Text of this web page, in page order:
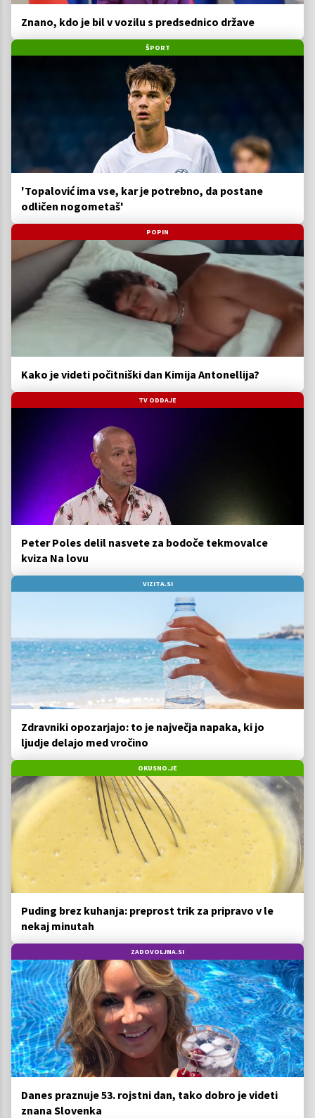
Znano, kdo je bil v vozilu s predsednico države
ŠPORT
'Topalović ima vse, kar je potrebno, da postane
odličen nogometaš'
POPIN
Kako je videti počitniški dan Kimija Antonellija?
TV ODDAJE
Peter Poles delil nasvete za bodoče tekmovalce
kviza Na lovu
VIZITA.SI
Zdravniki opozarjajo: to je največja napaka, ki jo
ljudje delajo med vročino
OKUSNO.JE
Puding brez kuhanja: preprost trik za pripravo v le
nekaj minutah
ZADOVOLJNA.SI
Danes praznuje 53. rojstni dan, tako dobro je videti
znana Slovenka